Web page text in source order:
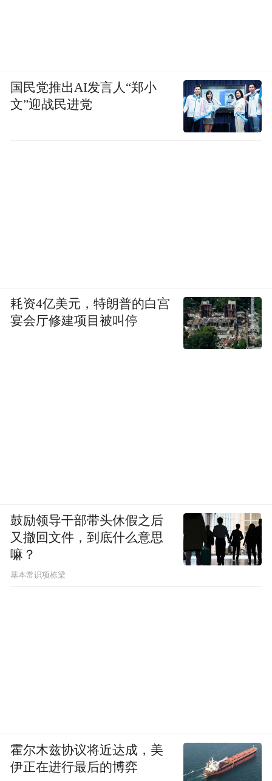
国民党推出AI发言人“郑小
文”迎战民进党
耗资4亿美元，特朗普的白宫
宴会厅修建项目被叫停
鼓励领导干部带头休假之后
又撤回文件，到底什么意思
嘛？
基本常识项栋梁
霍尔木兹协议将近达成，美
伊正在进行最后的博弈